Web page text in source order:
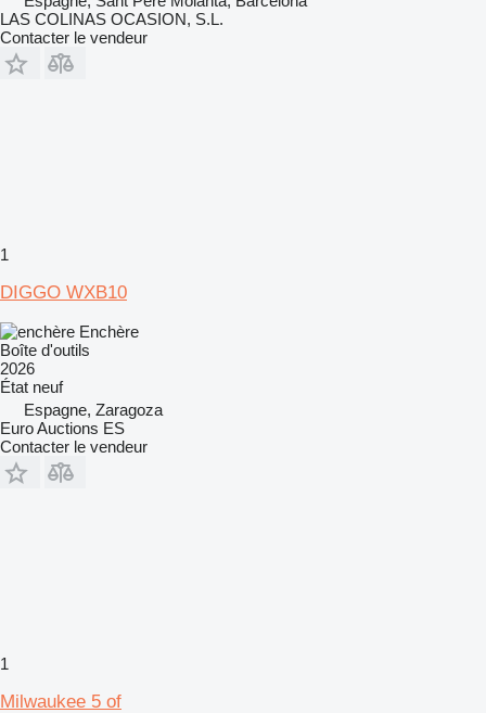
LAS COLINAS OCASION, S.L.
Contacter le vendeur
1
DIGGO WXB10
Enchère
Boîte d'outils
2026
État neuf
Espagne, Zaragoza
Euro Auctions ES
Contacter le vendeur
1
Milwaukee 5 of